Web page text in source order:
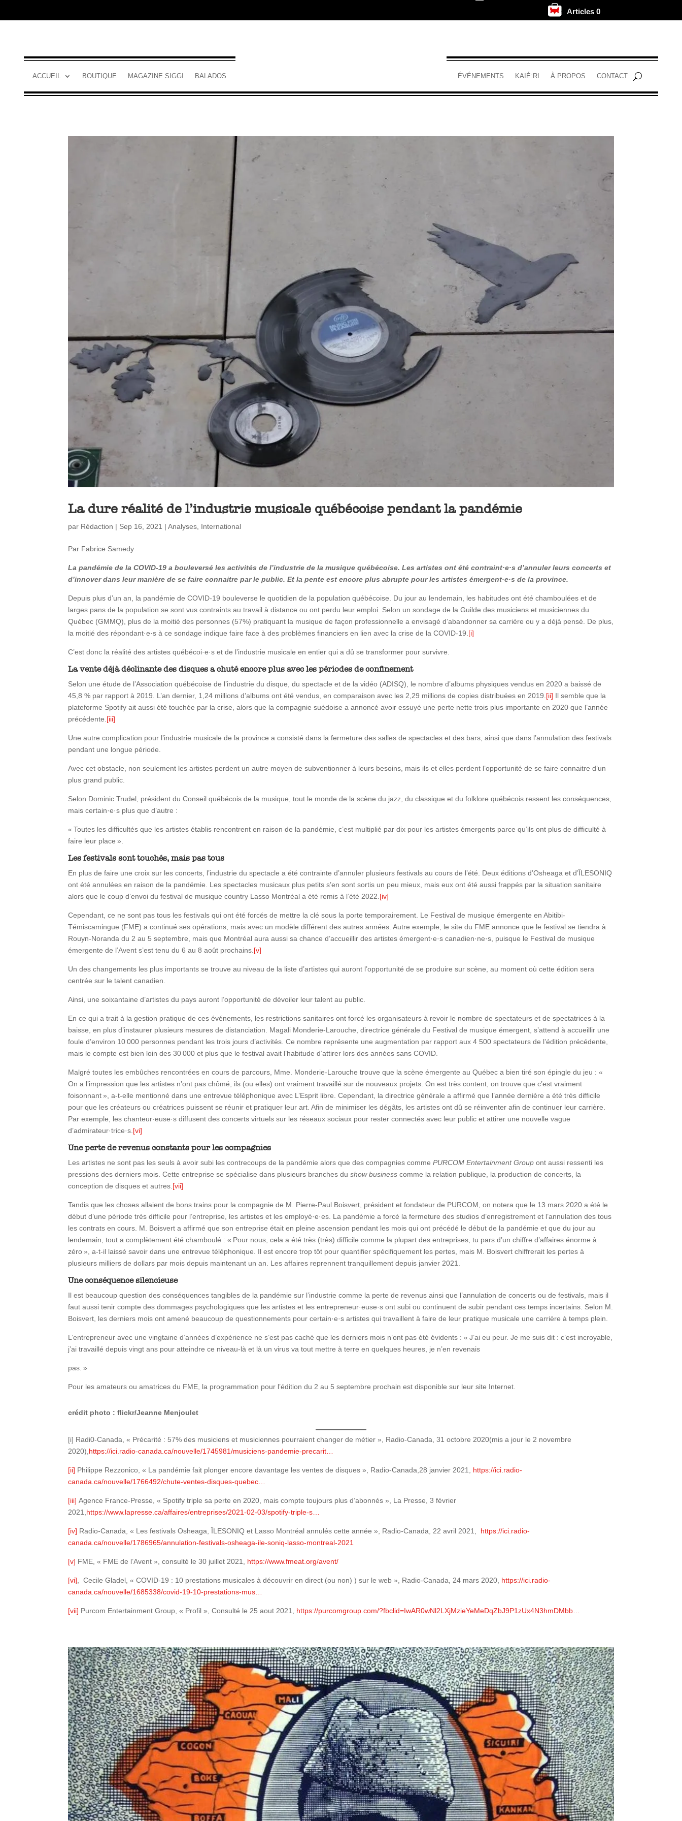
. Articles 0
ACCUEIL BOUTIQUE MAGAZINE SIGGI BALADOS ÉVÉNEMENTS KAIÉ:RI À PROPOS CONTACT
La dure réalité de l’industrie musicale québécoise pendant la pandémie
par Rédaction | Sep 16, 2021 |Analyses International
Par Fabrice Samedy
La pandémie de la COVID-19 a bouleversé les activités de l’industrie de la musique québécoise. Les artistes ont été contraint·e·s d’annuler leurs concerts et
d’innover dans leur manière de se faire connaitre par le public. Et la pente est encore plus abrupte pour les artistes émergent·e·s de la province.
Depuis plus d’un an, la pandémie de COVID-19 bouleverse le quotidien de la population québécoise. Du jour au lendemain, les habitudes ont été chamboulées et de
larges pans de la population se sont vus contraints au travail à distance ou ont perdu leur emploi. Selon un sondage de la Guilde des musiciens et musiciennes du
Québec (GMMQ), plus de la moitié des personnes (57%) pratiquant la musique de façon professionnelle a envisagé d’abandonner sa carrière ou y a déjà pensé. De plus,
la moitié des répondant·e·s à ce sondage indique faire face à des problèmes financiers en lien avec la crise de la COVID-19. [i]
C’est donc la réalité des artistes québécoi·e·s et de l’industrie musicale en entier qui a dû se transformer pour survivre.
La vente déjà déclinante des disques a chuté encore plus avec les périodes de confinement
Selon une étude de l’Association québécoise de l’industrie du disque, du spectacle et de la vidéo (ADISQ), le nombre d’albums physiques vendus en 2020 a baissé de
45,8 % par rapport à 2019. L’an dernier, 1,24 millions d’albums ont été vendus, en comparaison avec les 2,29 millions de copies distribuées en 2019. [ii] Il semble que la
plateforme Spotify ait aussi été touchée par la crise, alors que la compagnie suédoise a annoncé avoir essuyé une perte nette trois plus importante en 2020 que l’année
précédente. [iii]
Une autre complication pour l’industrie musicale de la province a consisté dans la fermeture des salles de spectacles et des bars, ainsi que dans l’annulation des festivals
pendant une longue période.
Avec cet obstacle, non seulement les artistes perdent un autre moyen de subventionner à leurs besoins, mais ils et elles perdent l’opportunité de se faire connaitre d’un
plus grand public.
Selon Dominic Trudel, président du Conseil québécois de la musique, tout le monde de la scène du jazz, du classique et du folklore québécois ressent les conséquences,
mais certain·e·s plus que d’autre :
« Toutes les difficultés que les artistes établis rencontrent en raison de la pandémie, c’est multiplié par dix pour les artistes émergents parce qu’ils ont plus de difficulté à
faire leur place ».
Les festivals sont touchés, mais pas tous
En plus de faire une croix sur les concerts, l’industrie du spectacle a été contrainte d’annuler plusieurs festivals au cours de l’été. Deux éditions d’Osheaga et d’ÎLESONIQ
ont été annulées en raison de la pandémie. Les spectacles musicaux plus petits s’en sont sortis un peu mieux, mais eux ont été aussi frappés par la situation sanitaire
alors que le coup d’envoi du festival de musique country Lasso Montréal a été remis à l’été 2022. [iv]
Cependant, ce ne sont pas tous les festivals qui ont été forcés de mettre la clé sous la porte temporairement. Le Festival de musique émergente en Abitibi-
Témiscamingue (FME) a continué ses opérations, mais avec un modèle différent des autres années. Autre exemple, le site du FME annonce que le festival se tiendra à
Rouyn-Noranda du 2 au 5 septembre, mais que Montréal aura aussi sa chance d’accueillir des artistes émergent·e·s canadien·ne·s, puisque le Festival de musique
émergente de l’Avent s’est tenu du 6 au 8 août prochains. [v]
Un des changements les plus importants se trouve au niveau de la liste d’artistes qui auront l’opportunité de se produire sur scène, au moment où cette édition sera
centrée sur le talent canadien.
Ainsi, une soixantaine d’artistes du pays auront l’opportunité de dévoiler leur talent au public.
En ce qui a trait à la gestion pratique de ces événements, les restrictions sanitaires ont forcé les organisateurs à revoir le nombre de spectateurs et de spectatrices à la
baisse, en plus d’instaurer plusieurs mesures de distanciation. Magali Monderie-Larouche, directrice générale du Festival de musique émergent, s’attend à accueillir une
foule d’environ 10 000 personnes pendant les trois jours d’activités. Ce nombre représente une augmentation par rapport aux 4 500 spectateurs de l’édition précédente,
mais le compte est bien loin des 30 000 et plus que le festival avait l’habitude d’attirer lors des années sans COVID.
Malgré toutes les embûches rencontrées en cours de parcours, Mme. Monderie-Larouche trouve que la scène émergente au Québec a bien tiré son épingle du jeu : «
On a l’impression que les artistes n’ont pas chômé, ils (ou elles) ont vraiment travaillé sur de nouveaux projets. On est très content, on trouve que c’est vraiment
foisonnant », a-t-elle mentionné dans une entrevue téléphonique avec L’Esprit libre. Cependant, la directrice générale a affirmé que l’année dernière a été très difficile
pour que les créateurs ou créatrices puissent se réunir et pratiquer leur art. Afin de minimiser les dégâts, les artistes ont dû se réinventer afin de continuer leur carrière.
Par exemple, les chanteur·euse·s diffusent des concerts virtuels sur les réseaux sociaux pour rester connectés avec leur public et attirer une nouvelle vague
d’admirateur·trice·s. [vi]
Une perte de revenus constants pour les compagnies
Les artistes ne sont pas les seuls à avoir subi les contrecoups de la pandémie alors que des compagnies commePURCOM Entertainment Group ont aussi ressenti les
pressions des derniers mois. Cette entreprise se spécialise dans plusieurs branches dushow businesscomme la relation publique, la production de concerts, la
conception de disques et autres. [vii]
Tandis que les choses allaient de bons trains pour la compagnie de M. Pierre-Paul Boisvert, président et fondateur de PURCOM, on notera que le 13 mars 2020 a été le
début d’une période très difficile pour l’entreprise, les artistes et les employé·e·es. La pandémie a forcé la fermeture des studios d’enregistrement et l’annulation des tous
les contrats en cours. M. Boisvert a affirmé que son entreprise était en pleine ascension pendant les mois qui ont précédé le début de la pandémie et que du jour au
lendemain, tout a complètement été chamboulé : « Pour nous, cela a été très (très) difficile comme la plupart des entreprises, tu pars d’un chiffre d’affaires énorme à
zéro », a-t-il laissé savoir dans une entrevue téléphonique. Il est encore trop tôt pour quantifier spécifiquement les pertes, mais M. Boisvert chiffrerait les pertes à
plusieurs milliers de dollars par mois depuis maintenant un an. Les affaires reprennent tranquillement depuis janvier 2021.
Une conséquence silencieuse
Il est beaucoup question des conséquences tangibles de la pandémie sur l’industrie comme la perte de revenus ainsi que l’annulation de concerts ou de festivals, mais il
faut aussi tenir compte des dommages psychologiques que les artistes et les entrepreneur·euse·s ont subi ou continuent de subir pendant ces temps incertains. Selon M.
Boisvert, les derniers mois ont amené beaucoup de questionnements pour certain·e·s artistes qui travaillent à faire de leur pratique musicale une carrière à temps plein.
L’entrepreneur avec une vingtaine d’années d’expérience ne s’est pas caché que les derniers mois n’ont pas été évidents : « J’ai eu peur. Je me suis dit : c’est incroyable,
j’ai travaillé depuis vingt ans pour atteindre ce niveau-là et là un virus va tout mettre à terre en quelques heures, je n’en revenais
pas. »
Pour les amateurs ou amatrices du FME, la programmation pour l’édition du 2 au 5 septembre prochain est disponible sur leur site Internet.
crédit photo : flickr/Jeanne Menjoulet
[i] Radi0-Canada, « Précarité : 57% des musiciens et musiciennes pourraient changer de métier », Radio-Canada, 31 octobre 2020(mis a jour le 2 novembre
2020), https://ici.radio-canada.ca/nouvelle/1745981/musiciens-pandemie-precarit…
[ii] Philippe Rezzonico, « La pandémie fait plonger encore davantage les ventes de disques », Radio-Canada,28 janvier 2021, https://ici.radio-
canada.ca/nouvelle/1766492/chute-ventes-disques-quebec…
[iii] Agence France-Presse, « Spotify triple sa perte en 2020, mais compte toujours plus d’abonnés », La Presse, 3 février
2021, https://www.lapresse.ca/affaires/entreprises/2021-02-03/spotify-triple-s…
[iv] Radio-Canada, « Les festivals Osheaga, ÎLESONIQ et Lasso Montréal annulés cette année », Radio-Canada, 22 avril 2021, https://ici.radio-
canada.ca/nouvelle/1786965/annulation-festivals-osheaga-ile-soniq-lasso-montreal-2021
[v] FME, « FME de l’Avent », consulté le 30 juillet 2021, https://www.fmeat.org/avent/
[vi] , Cecile Gladel, « COVID-19 : 10 prestations musicales à découvrir en direct (ou non) ) sur le web », Radio-Canada, 24 mars 2020, https://ici.radio-
canada.ca/nouvelle/1685338/covid-19-10-prestations-mus…
[vii] Purcom Entertainment Group, « Profil », Consulté le 25 aout 2021, https://purcomgroup.com/?fbclid=IwAR0wNl2LXjMzieYeMeDqZbJ9P1zUx4N3hmDMbb…